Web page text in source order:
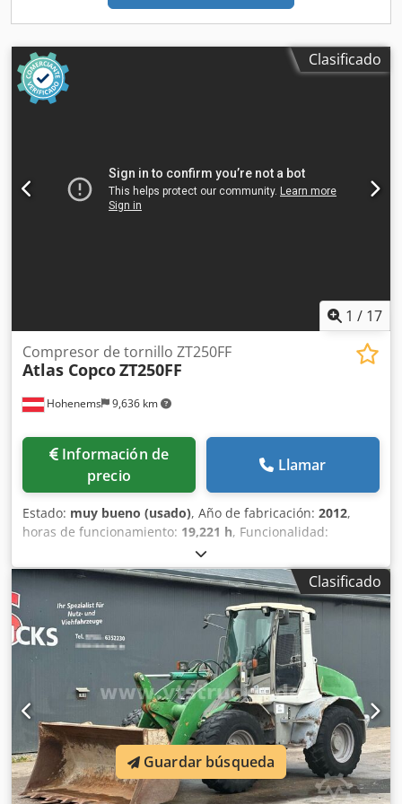
Nuestra oferta, por regla general, es SIN nueva
homologación TÜV. La entrega de su "nuevo" vehículo
comercial puede realizarse a través de nuestros socios
externos por un coste adicional. La información contenida
propiedades garantizadas. El vendedor no asume ninguna
responsabilidad ni garantía por errores tipográficos o de
transmisión de datos. Los equipamientos especificados
Clasificado
1 / 17
Hohenems 9,636 km
Compresor de tornillo ZT250FF
Atlas CopcoZT250FF
Información de
precio
Llamar
Estado: muy bueno (usado), Año de fabricación: 2012,
horas de funcionamiento: 19,221 h, Funcionalidad:
, Compresor de tornillo sin aceite,
modelo ZT250FF. Incluye secador integrado. 250 kW
Cedpfxozmdrbe Aa Ejrf 10 bares 42,31 m³/min Año de
fabricación: 2012 Horas de funcionamiento: 19.221
Clasificado
Guardar búsqueda